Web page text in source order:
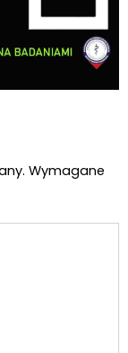
Wymagane